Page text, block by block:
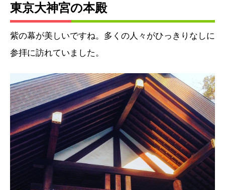
東京大神宮の本殿
紫の幕が美しいですね。多くの人々がひっきりなしに
参拝に訪れていました。